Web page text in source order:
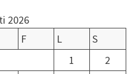
2026
F L
S
1
2